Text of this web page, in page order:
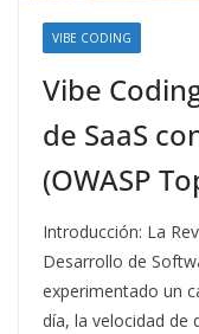
VIBE CODING
Vibe
de SaaS
(OWASP
Introducción: La
Desarrollo de
experimentado un
día, la velocidad de